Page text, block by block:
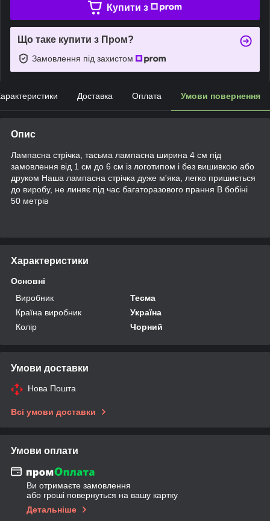
Купити з
Що таке купити з Пром?
Замовлення під захистом
Доставка Оплата Умови повернення
Опис
Лампасна стрічка, тасьма лампасна ширина 4 см під
замовлення від 1 см до 6 см із логотипом і без вишивкою або
друком Наша лампасна стрічка дуже м'яка, легко пришиється
до виробу, не линяє під час багаторазового прання В бобіні
50 метрів
Характеристики
Основні
Виробник
Тесма
Країна виробник
Україна
Колір
Чорний
Умови доставки
Нова Пошта
Всі умови доставки
Умови оплати
Ви отримаєте замовлення
або гроші повернуться на вашу картку
Детальніше